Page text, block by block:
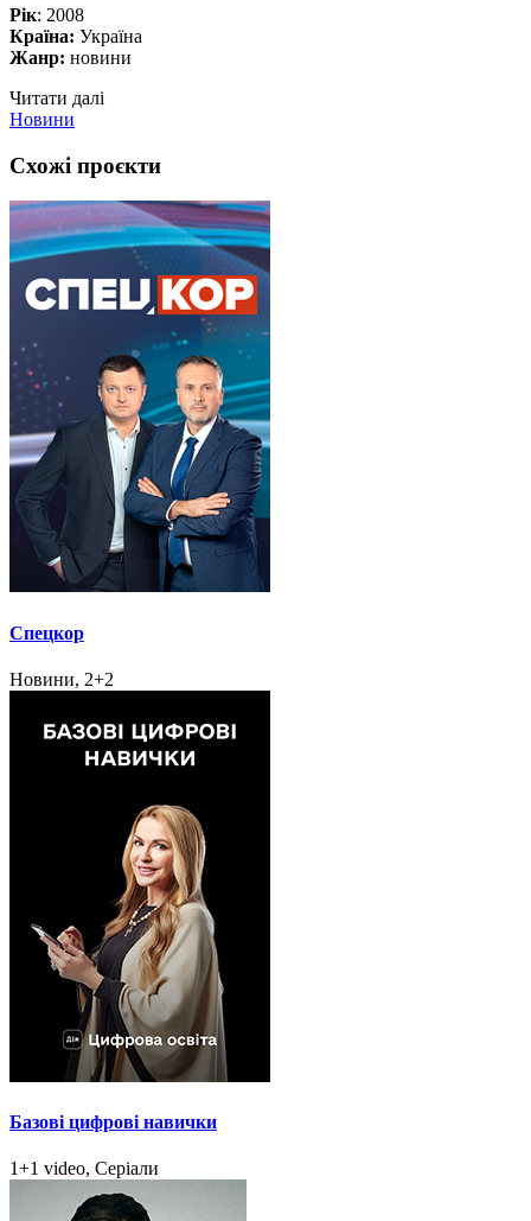
Рік: 2008
Країна: Україна
Жанр: новини
Читати далі
Новини
Схожі проєкти
Спецкор
Новини, 2+2
Базові цифрові навички
1+1 video, Серіали